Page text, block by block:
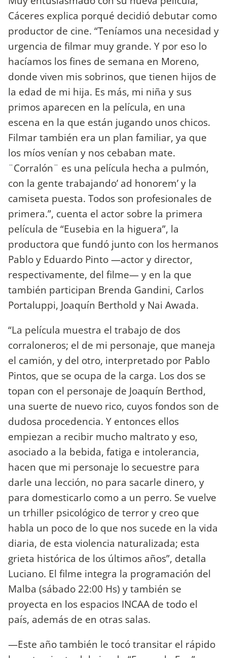
Cáceres explica porqué decidió debutar como
productor de cine. “Teníamos una necesidad y
urgencia de filmar muy grande. Y por eso lo
hacíamos los fines de semana en Moreno,
donde viven mis sobrinos, que tienen hijos de
la edad de mi hija. Es más, mi niña y sus
primos aparecen en la película, en una
escena en la que están jugando unos chicos.
Filmar también era un plan familiar, ya que
los míos venían y nos cebaban mate.
¨Corralón¨ es una película hecha a pulmón,
con la gente trabajando’ ad honorem’ y la
camiseta puesta. Todos son profesionales de
primera.”, cuenta el actor sobre la primera
película de “Eusebia en la higuera”, la
productora que fundó junto con los hermanos
Pablo y Eduardo Pinto —actor y director,
respectivamente, del filme— y en la que
también participan Brenda Gandini, Carlos
Portaluppi, Joaquín Berthold y Nai Awada.
“La película muestra el trabajo de dos
corraloneros; el de mi personaje, que maneja
el camión, y del otro, interpretado por Pablo
Pintos, que se ocupa de la carga. Los dos se
topan con el personaje de Joaquín Berthod,
una suerte de nuevo rico, cuyos fondos son de
dudosa procedencia. Y entonces ellos
empiezan a recibir mucho maltrato y eso,
asociado a la bebida, fatiga e intolerancia,
hacen que mi personaje lo secuestre para
darle una lección, no para sacarle dinero, y
para domesticarlo como a un perro. Se vuelve
un trhiller psicológico de terror y creo que
habla un poco de lo que nos sucede en la vida
diaria, de esta violencia naturalizada; esta
grieta histórica de los últimos años”, detalla
Luciano. El filme integra la programación del
Malba (sábado 22:00 Hs) y también se
proyecta en los espacios INCAA de todo el
país, además de en otras salas.
—Este año también le tocó transitar el rápido